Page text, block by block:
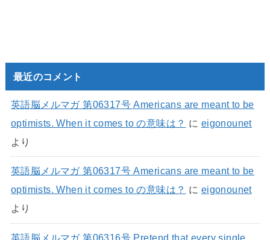
最近のコメント
英語脳メルマガ 第06317号 Americans are meant to be
optimists. When it comes to の意味は？ に eigonounet
より
英語脳メルマガ 第06317号 Americans are meant to be
optimists. When it comes to の意味は？ に eigonounet
より
英語脳メルマガ 第06316号 Pretend that every single